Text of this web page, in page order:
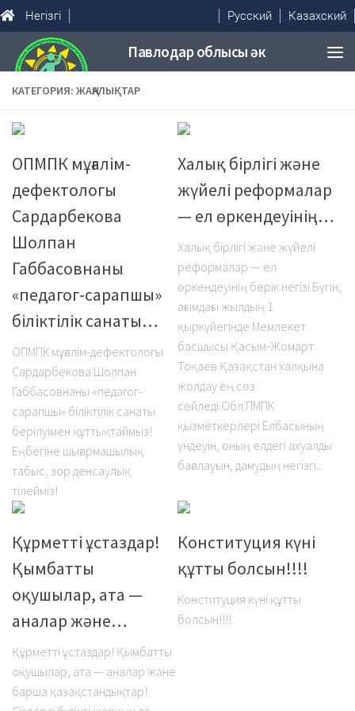
Негізгі Русский Казахский
КАТЕГОРИЯ: ЖАҢАЛЫҚТАР
ОПМПК мұғалім-
дефектологы
Сардарбекова
Шолпан
Габбасовнаны
«педагог-сарапшы»
біліктілік санаты…
ОПМПК мұғалім-дефектологы
Сардарбекова Шолпан
Габбасовнаны «педагог-
сарапшы» біліктілік санаты
берілуімен құттықтаймыз!
Еңбегіне шығармашылық
табыс, зор денсаулық
тілейміз!
Халық бірлігі және
жүйелі реформалар
— ел өркендеуінің…
Халық бірлігі және жүйелі
реформалар — ел
өркендеуінің берік негізі Бүгін,
ағымдағы жылдың 1
қыркүйегінде Мемлекет
басшысы Қасым-Жомарт
Тоқаев Қазақстан халқына
жолдау ең сөз
сөйледі.Обл.ПМПК
қызметкерлері Елбасының
үндеуін, оның елдегі ахуалды
бағалауын, дамудың негізгі...
Құрметті ұстаздар!
Қымбатты
оқушылар, ата —
аналар және…
Құрметті ұстаздар! Қымбатты
оқушылар, ата — аналар және
барша қазақстандықтар!
Конституция күні
құтты болсын!!!!
Конституция күні құтты
болсын!!!!